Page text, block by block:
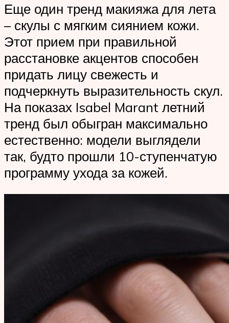
Еще один тренд макияжа для лета
– скулы с мягким сиянием кожи.
Этот прием при правильной
расстановке акцентов способен
придать лицу свежесть и
подчеркнуть выразительность скул.
На показах Isabel Marant летний
тренд был обыгран максимально
естественно: модели выглядели
так, будто прошли 10-ступенчатую
программу ухода за кожей.